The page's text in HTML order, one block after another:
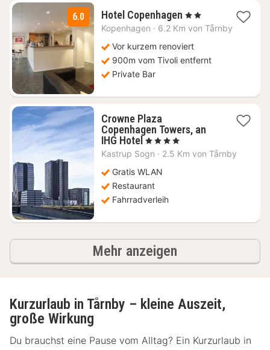
6.0 Hotel Copenhagen 1
Nacht
119,72
€
, 2 Sterne
Kopenhagen · 6.2 Km von Tårnby
Vor kurzem renoviert
900m vom Tivoli entfernt
Private Bar
Crowne Plaza
Copenhagen Towers, an
IHG Hotel 1
Nacht
ab
117,18
€
, 4 Sterne
Kastrup Sogn · 2.5 Km von Tårnby
Gratis WLAN
Restaurant
Fahrradverleih
Mehr anzeigen
Kurzurlaub in Tårnby – kleine Auszeit,
große Wirkung
Du brauchst eine Pause vom Alltag? Ein Kurzurlaub in